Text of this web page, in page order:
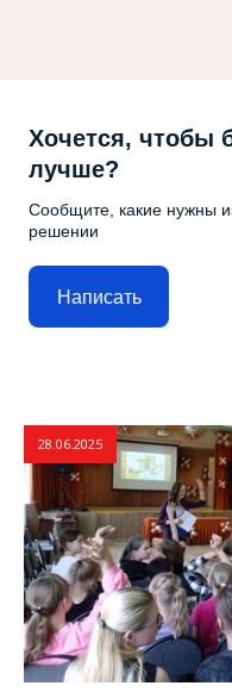
Хочется, чтобы
лучше?
Сообщите, какие нужны
решении
Написать
28.06.2025